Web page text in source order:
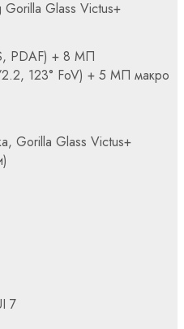
Gorilla Glass Victus+
PDAF) + 8 МП
123° FoV) + 5 МП макро
Gorilla Glass Victus+
7